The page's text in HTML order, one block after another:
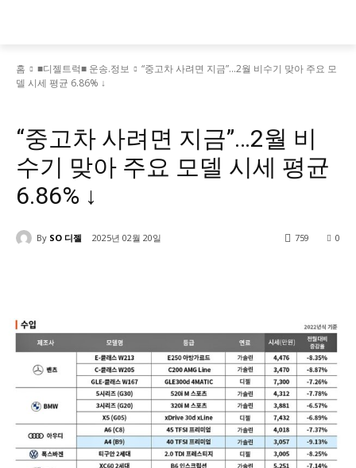
홈 ■디젤트럭■ 운송.정보
“중고차 사려면 지금”…2월 비수기 맞아 주요 모
델 시세 평균 6.86% ↓
“중고차 사려면 지금”…2월 비
수기 맞아 주요 모델 시세 평균
6.86% ↓
By SO 디젤 2025년 02월 20일 0
759